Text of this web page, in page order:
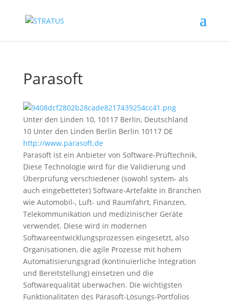
Parasoft
Unter den Linden 10, 10117 Berlin, Deutschland
10 Unter den Linden Berlin Berlin 10117 DE
http://www.parasoft.de
Parasoft ist ein Anbieter von Software-Prüftechnik.
Diese Technologie wird für die Validierung und
Überprüfung verschiedener (sowohl system- als
auch eingebetteter) Software-Artefakte in Branchen
wie Automobil-, Luft- und Raumfahrt, Finanzen,
Telekommunikation und medizinischer Geräte
verwendet. Diese wird in modernen
Softwareentwicklungsprozessen eingesetzt, also
Organisationen, die agile Prozesse mit hohem
Automatisierungsgrad (kontinuierliche Integration
und Bereitstellung) einsetzen und die
Softwarequalität überwachen. Die wichtigsten
Funktionalitäten des Parasoft-Lösungs-Portfolios